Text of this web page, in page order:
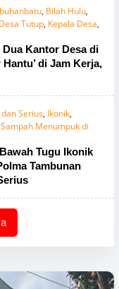
, Bilah Hulu,
Tutup, Kepala Desa,
Kantor Desa di
di Jam Kerja,
Serius, Ikonik,
Sampah Menumpuk di
Tugu Ikonik
Tambunan